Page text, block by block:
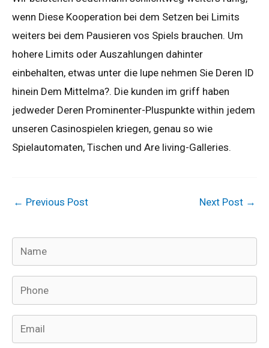
wenn Diese Kooperation bei dem Setzen bei Limits
weiters bei dem Pausieren vos Spiels brauchen. Um
hohere Limits oder Auszahlungen dahinter
einbehalten, etwas unter die lupe nehmen Sie Deren ID
hinein Dem Mittelma?. Die kunden im griff haben
jedweder Deren Prominenter-Pluspunkte within jedem
unseren Casinospielen kriegen, genau so wie
Spielautomaten, Tischen und Are living-Galleries.
← Previous Post Next Post →